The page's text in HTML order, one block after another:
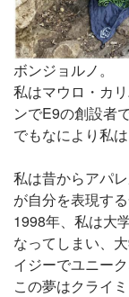
ボンジョルノ。
私はマウロ・カ
ンでE9の創設者で
でもなにより私
私は昔からアパ
が自分を表現す
1998年、私は大
なってしまい、
イジーでユニー
この夢はクライ